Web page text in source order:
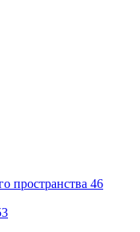
пространства 46